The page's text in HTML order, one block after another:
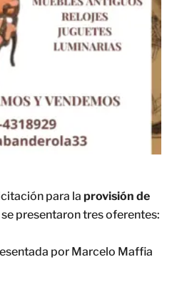
para laprovisión de
se presentaron tres oferentes:
por Marcelo Maffia